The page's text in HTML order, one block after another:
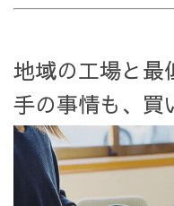
地域の工場と最
手の事情も、買